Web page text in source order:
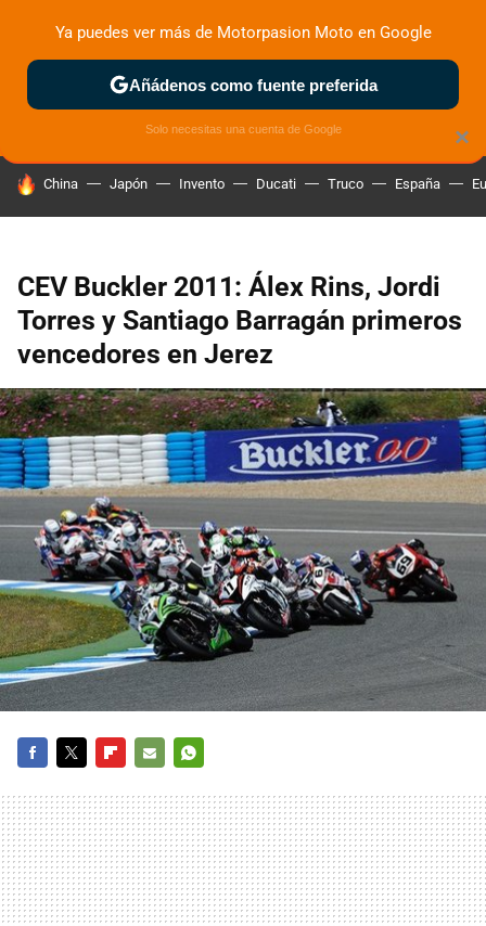
ZONA DE PRUEBAS DEPORTIVAS MOTOS ELÉCTRICAS
HOY SE HABLA DE
China Japón Invento Ducati Truco España
CEV Buckler 2011: Álex Rins, Jordi
Torres y Santiago Barragán primeros
vencedores en Jerez
MAIL
×
Ya puedes ver más de Motorpasion Moto en Google
Añádenos como fuente preferida
Solo necesitas una cuenta de Google